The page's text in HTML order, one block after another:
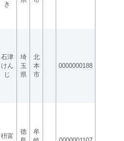
き
石津
けん
じ
埼
玉
県
北
本
市
0000000188
枡富
徳
牟